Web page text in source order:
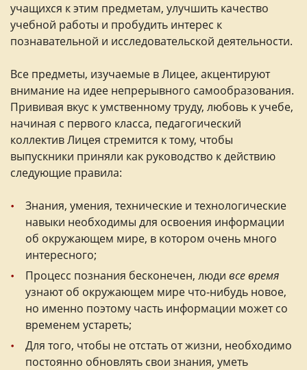
учащихся к этим предметам, улучшить качество
учебной работы и пробудить интерес к
познавательной и исследовательской деятельности.
Все предметы, изучаемые в Лицее, акцентируют
внимание на идее непрерывного самообразования.
Прививая вкус к умственному труду, любовь к учебе,
начиная с первого класса, педагогический
коллектив Лицея стремится к тому, чтобы
выпускники приняли как руководство к действию
следующие правила:
Знания, умения, технические и технологические
навыки необходимы для освоения информации
об окружающем мире, в котором очень много
интересного;
Процесс познания бесконечен, люди все время
узнают об окружающем мире что-нибудь новое,
но именно поэтому часть информации может со
временем устареть;
Для того, чтобы не отстать от жизни, необходимо
постоянно обновлять свои знания, уметь